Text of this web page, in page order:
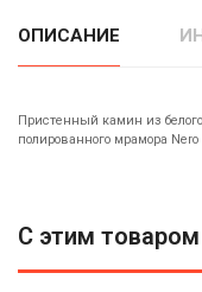
ОПИСАНИЕ
Пристенный камин из
полированного мрамора
С этим